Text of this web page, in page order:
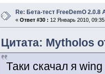
Re: Бета-тест FreeDemO 2.0.8
« Ответ #30 : 12 Январь 2010,
Цитата: Mytholos
Таки скачал я